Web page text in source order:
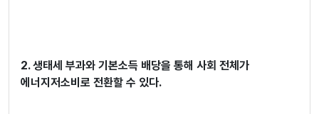
2.생태세 부과와 기본소득 배당을 통해 사회 전체가
에너지저소비로 전환할 수 있다.